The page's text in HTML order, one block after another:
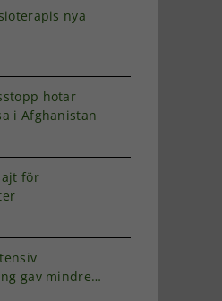
nya
hotar
i Afghanistan
för
gav mindre